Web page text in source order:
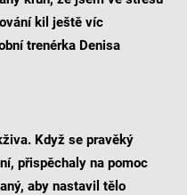
kil ještě víc
trenérka Denisa
Když se pravěký
přispěchaly na pomoc
aby nastavil tělo